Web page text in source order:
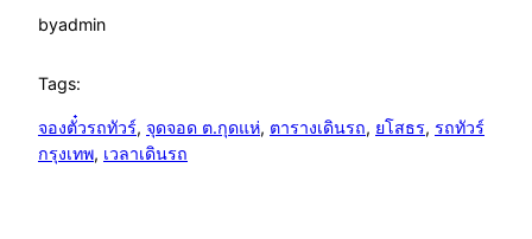
byadmin
Tags:
จองตั๋วรถทัวร์, จุดจอด ต.กุดแห่, ตารางเดินรถ, ยโสธร, รถทัวร์
กรุงเทพ, เวลาเดินรถ